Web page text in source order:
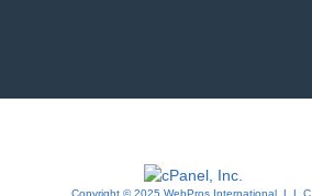
Copyright © 2025 WebPros International, L.L.C.